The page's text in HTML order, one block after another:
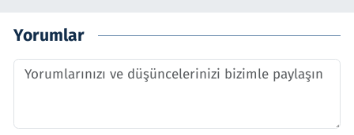
Yorumlar